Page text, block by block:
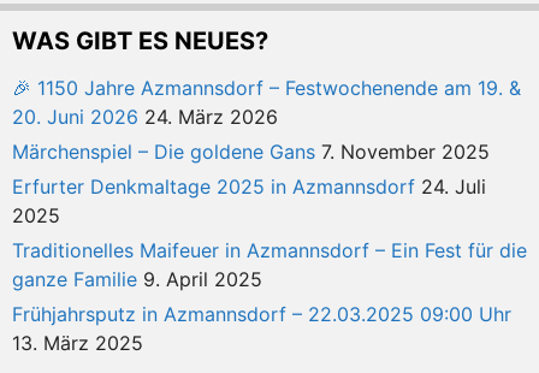
WAS GIBT ES NEUES?
🎉 1150 Jahre Azmannsdorf – Festwochenende am 19. &
20. Juni 2026 24. März 2026
Märchenspiel – Die goldene Gans 7. November 2025
Erfurter Denkmaltage 2025 in Azmannsdorf 24. Juli
2025
Traditionelles Maifeuer in Azmannsdorf – Ein Fest für die
ganze Familie 9. April 2025
Frühjahrsputz in Azmannsdorf – 22.03.2025 09:00 Uhr
13. März 2025